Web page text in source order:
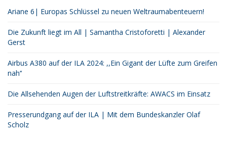
Ariane 6| Europas Schlüssel zu neuen Weltraumabenteuern!
Die Zukunft liegt im All | Samantha Cristoforetti | Alexander
Gerst
Airbus A380 auf der ILA 2024: ,,Ein Gigant der Lüfte zum Greifen
nah‘‘
Die Allsehenden Augen der Luftstreitkräfte: AWACS im Einsatz
Presserundgang auf der ILA | Mit dem Bundeskanzler Olaf
Scholz